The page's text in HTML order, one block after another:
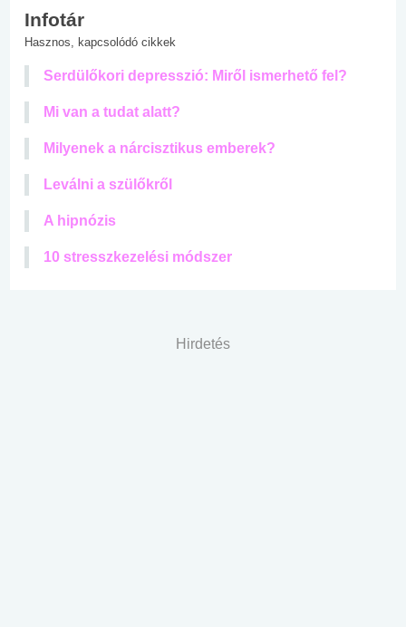
Infotár
Hasznos, kapcsolódó cikkek
Serdülőkori depresszió: Miről ismerhető fel?
Mi van a tudat alatt?
Milyenek a nárcisztikus emberek?
Leválni a szülőkről
A hipnózis
10 stresszkezelési módszer
Hirdetés